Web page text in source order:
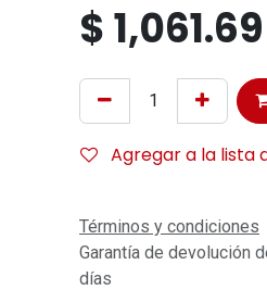
$1,061.69
Agregar a la lista
Términos y condiciones
Garantía de devolución
días